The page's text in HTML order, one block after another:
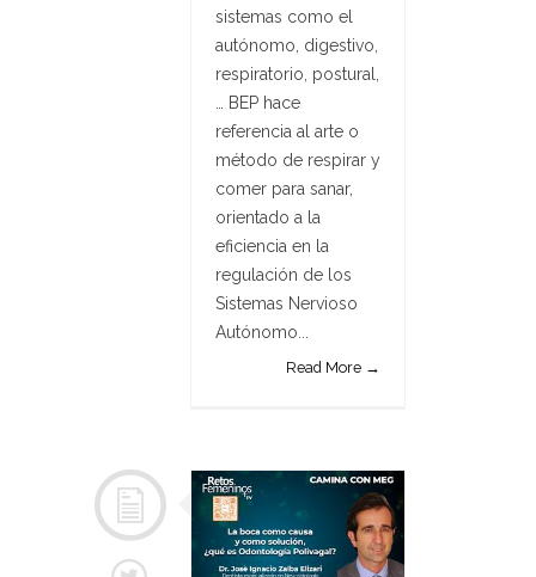
sistemas como el
autónomo, digestivo,
respiratorio, postural,
… BEP hace
referencia al arte o
método de respirar y
comer para sanar,
orientado a la
eficiencia en la
regulación de los
Sistemas Nervioso
Autónomo...
Read More →